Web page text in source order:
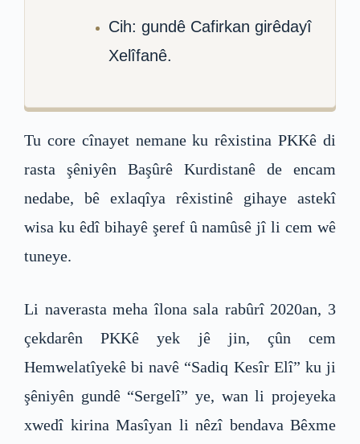
Cih: gundê Cafirkan girêdayî
Xelîfanê.
Tu core cînayet nemane ku rêxistina PKKê di
rasta şêniyên Başûrê Kurdistanê de encam
nedabe, bê exlaqîya rêxistinê gihaye astekî
wisa ku êdî bihayê şeref û namûsê jî li cem wê
tuneye.
Li naverasta meha îlona sala rabûrî 2020an, 3
çekdarên PKKê yek jê jin, çûn cem
Hemwelatîyekê bi navê “Sadiq Kesîr Elî” ku ji
şêniyên gundê “Sergelî” ye, wan li projeyeka
xwedî kirina Masîyan li nêzî bendava Bêxme